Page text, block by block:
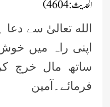
الحدیث: 4604)
الله تعالیٰ سے
اپنی راہ میں
ساتھ مال خرچ
فرمائے۔آمین